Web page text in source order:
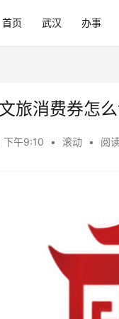
首页 武汉 办事
旅消费券怎
下午9:10 • 滚动 • 阅